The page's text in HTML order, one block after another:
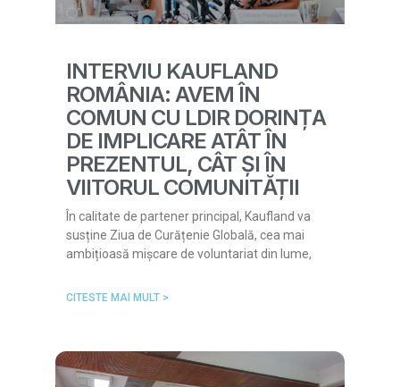
INTERVIU KAUFLAND
ROMÂNIA: AVEM ÎN
COMUN CU LDIR DORINȚA
DE IMPLICARE ATÂT ÎN
PREZENTUL, CÂT ȘI ÎN
VIITORUL COMUNITĂȚII
În calitate de partener principal, Kaufland va
susține Ziua de Curățenie Globală, cea mai
ambițioasă mișcare de voluntariat din lume,
CITESTE MAI MULT >